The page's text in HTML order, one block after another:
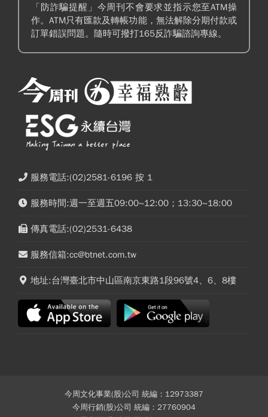
「防詐騙提醒」今周刊不會要求並指示您至ATM操
作。ATM只有匯款及轉帳功能，無法解除分期付款或
訂單錯誤問題。隨時可撥打165反詐騙諮詢專線。
服務電話:(02)2581-6196 按 1
服務時間:週一至週五09:00~12:00；13:30~18:00
傳真電話:(02)2531-6438
服務信箱:cc@btnet.com.tw
地址:台灣臺北市中山區南京東路1段96號4、6、8樓
今周文化事業(股)公司 統編：12973387
今周行銷(股)公司 統編：27760904